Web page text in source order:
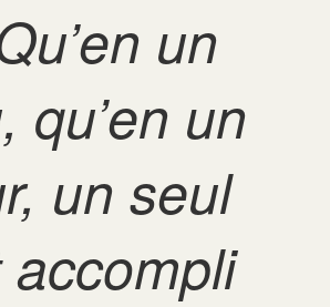
un
qu’en un
un seul
accompli